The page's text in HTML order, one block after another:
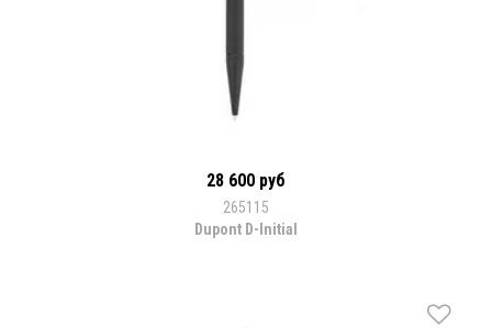
28 600 руб
265115
Dupont D-Initial